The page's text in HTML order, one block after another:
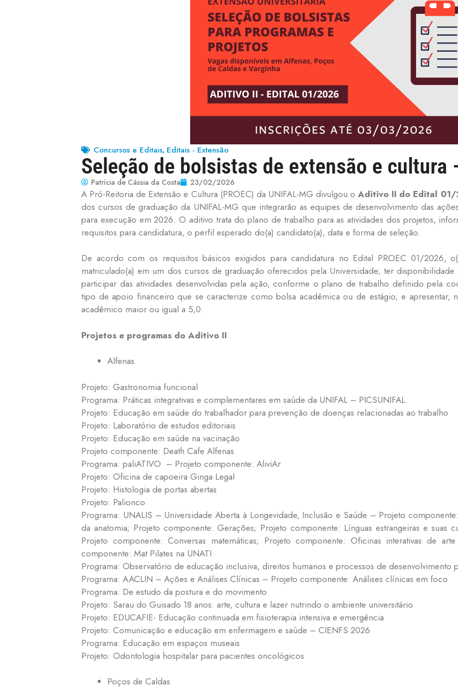
Concursos e Editais, Editais - Extensão
Seleção de bolsistas de extensão e cultura
Patrícia de Cássia da Costa 23/02/2026
A Pró-Reitoria de Extensão e Cultura (PROEC) da UNIFAL-MG divulgou oAditivo II do Edital
dos cursos de graduação da UNIFAL-MG que integrarão as equipes de desenvolvimento das
para execução em 2026. O aditivo trata do plano de trabalho para as atividades dos projetos,
requisitos para candidatura, o perfil esperado do(a) candidato(a), data e forma de seleção.
De acordo com os requisitos básicos exigidos para candidatura no Edital PROEC 01/2026,
matriculado(a) em um dos cursos de graduação oferecidos pela Universidade; ter
participar das atividades desenvolvidas pela ação, conforme o plano de trabalho definido pela
tipo de apoio financeiro que se caracterize como bolsa acadêmica ou de estágio; e apresentar,
acadêmico maior ou igual a 5,0.
Projetos e programas do Aditivo II
Alfenas
Projeto: Gastronomia funcional
Programa: Práticas integrativas e complementares em saúde da UNIFAL – PICSUNIFAL
Projeto: Educação em saúde do trabalhador para prevenção de doenças relacionadas ao trabalho
Projeto: Laboratório de estudos editoriais
Projeto: Educação em saúde na vacinação
Projeto componente: Death Cafe Alfenas
Programa: paliATIVO – Projeto componente: AliviAr
Projeto: Oficina de capoeira Ginga Legal
Projeto: Histologia de portas abertas
Projeto: Palionco
Programa: UNALIS – Universidade Aberta à Longevidade, Inclusão e Saúde – Projeto
da anatomia; Projeto componente: Gerações; Projeto componente: Línguas estrangeiras e suas
Projeto componente: Conversas matemáticas; Projeto componente: Oficinas interativas de
componente: Mat Pilates na UNATI
Programa: Observatório de educação inclusiva, direitos humanos e processos de desenvolvimento
Programa: AACLIN – Ações e Análises Clínicas – Projeto componente: Análises clínicas em foco
Programa: De estudo da postura e do movimento
Projeto: Sarau do Guisado 18 anos: arte, cultura e lazer nutrindo o ambiente universitário
Projeto: EDUCAFIE- Educação continuada em fisioterapia intensiva e emergência
Projeto: Comunicação e educação em enfermagem e saúde – CIENFS 2026
Programa: Educação em espaços museais
Projeto: Odontologia hospitalar para pacientes oncológicos
Poços de Caldas